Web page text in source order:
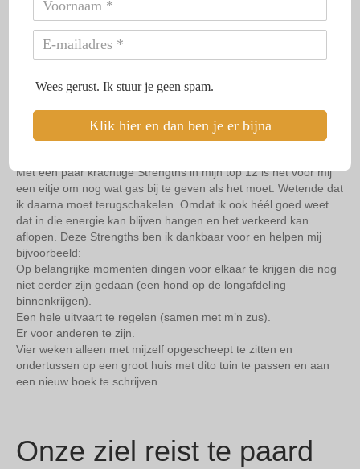
Op een dag schreef ik ergens de tweede helft van juni aan mijn
zus “ik trek dit niet meer en zit dicht bij een burn-out”.
Het leven besloot op dat moment dat ik door moest.
En door kón!
staat zijn als we denken niet meer verder te kunnen. Er is altijd
nog iets in ons wat er voor zorgt dat we nog een stap kunnen
zetten. In noodsituaties zijn mensen tot extreme handelingen in
staat.
Met een paar krachtige Strengths in mijn top 12 is het voor mij
een eitje om nog wat gas bij te geven als het moet. Wetende dat
ik daarna moet terugschakelen. Omdat ik ook héél goed weet
dat in die energie kan blijven hangen en het verkeerd kan
aflopen. Deze Strengths ben ik dankbaar voor en helpen mij
bijvoorbeeld:
Op belangrijke momenten dingen voor elkaar te krijgen die nog
niet eerder zijn gedaan (een hond op de longafdeling
binnenkrijgen).
Een hele uitvaart te regelen (samen met m’n zus).
Er voor anderen te zijn.
Vier weken alleen met mijzelf opgescheept te zitten en
ondertussen op een groot huis met dito tuin te passen en aan
een nieuw boek te schrijven.
Onze ziel reist te paard
Wees gerust. Ik stuur je geen spam.
Klik hier en dan ben je er bijna